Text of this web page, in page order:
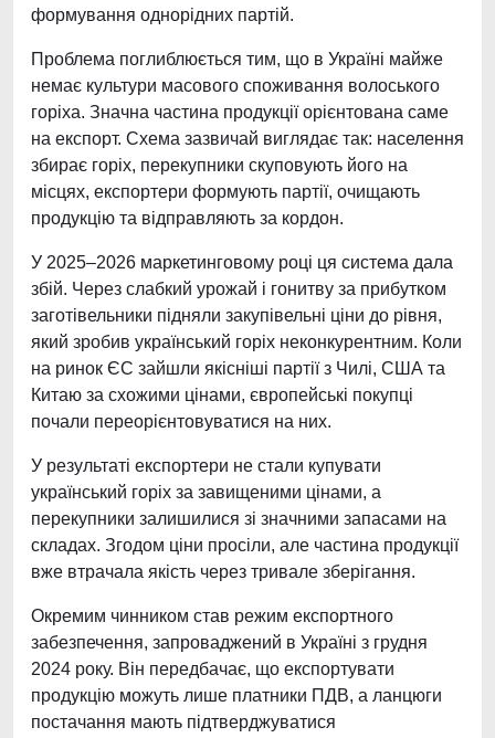
формування однорідних партій.
Проблема поглиблюється тим, що в Україні майже
немає культури масового споживання волоського
горіха. Значна частина продукції орієнтована саме
на експорт. Схема зазвичай виглядає так: населення
збирає горіх, перекупники скуповують його на
місцях, експортери формують партії, очищають
продукцію та відправляють за кордон.
У 2025–2026 маркетинговому році ця система дала
збій. Через слабкий урожай і гонитву за прибутком
заготівельники підняли закупівельні ціни до рівня,
який зробив український горіх неконкурентним. Коли
на ринок ЄС зайшли якісніші партії з Чилі, США та
Китаю за схожими цінами, європейські покупці
почали переорієнтовуватися на них.
У результаті експортери не стали купувати
український горіх за завищеними цінами, а
перекупники залишилися зі значними запасами на
складах. Згодом ціни просіли, але частина продукції
вже втрачала якість через тривале зберігання.
Окремим чинником став режим експортного
забезпечення, запроваджений в Україні з грудня
2024 року. Він передбачає, що експортувати
продукцію можуть лише платники ПДВ, а ланцюги
постачання мають підтверджуватися